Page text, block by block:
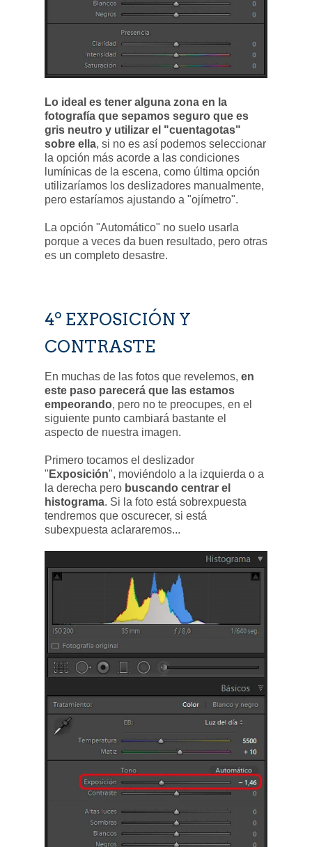
Lo ideal es tener alguna zona en la
fotografía que sepamos seguro que es
gris neutro y utilizar el "cuentagotas"
sobre ella, si no es así podemos seleccionar
la opción más acorde a las condiciones
lumínicas de la escena, como última opción
utilizaríamos los deslizadores manualmente,
pero estaríamos ajustando a "ojímetro".
La opción "Automático" no suelo usarla
porque a veces da buen resultado, pero otras
es un completo desastre.
4º EXPOSICIÓN Y
CONTRASTE
En muchas de las fotos que revelemos, en
este paso parecerá que las estamos
empeorando, pero no te preocupes, en el
siguiente punto cambiará bastante el
aspecto de nuestra imagen.
Primero tocamos el deslizador
" Exposición", moviéndolo a la izquierda o a
la derecha pero buscando centrar el
histograma. Si la foto está sobrexpuesta
tendremos que oscurecer, si está
subexpuesta aclararemos...